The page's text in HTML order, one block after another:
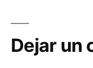
Dejar un